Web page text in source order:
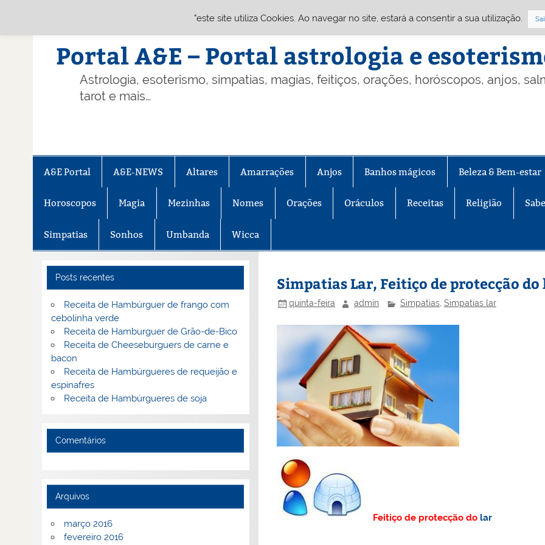
Portal A&E – Portal astrologia e
Astrologia, esoterismo, simpatias, magias, feitiços, orações, horóscopos, anjos,
tarot e mais…
A&E Portal A&E-NEWS Altares Amarrações Anjos Banhos mágicos Beleza & Bem-estar
Horoscopos Magia Mezinhas Nomes Orações Oráculos Receitas Religião
Simpatias Sonhos Umbanda Wicca
Simpatias Lar, Feitiço de protecção do
quinta-feira admin Simpatias, Simpatias lar
Feitiço de protecção dolar
Posts recentes
Receita de Hambúrguer de frango com
cebolinha verde
Receita de Hamburguer de Grão-de-Bico
Receita de Cheeseburguers de carne e
bacon
Receita de Hambúrgueres de requeijão e
espinafres
Receita de Hambúrgueres de soja
Comentários
Arquivos
março 2016
fevereiro 2016
"este site utiliza Cookies. Ao navegar no site, estará a consentir a sua utilização.